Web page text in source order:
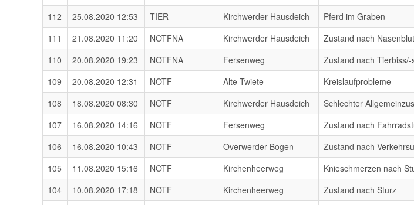
112
25.08.2020 12:53 TIER Kirchwerder Hausdeich
Pferd im Graben
111
21.08.2020 11:20 NOTFNA Kirchwerder Hausdeich
Zustand nach
110
20.08.2020 19:23 NOTFNA Fersenweg
Zustand nach Tierbiss/-
109
20.08.2020 12:31 NOTF Alte Twiete
Kreislaufprobleme
108
18.08.2020 08:30 NOTF Kirchwerder Hausdeich
Schlechter
107
16.08.2020 14:16 NOTF Fersenweg
Zustand nach
106
16.08.2020 10:43 NOTF Overwerder Bogen
Zustand nach
105
11.08.2020 15:16 NOTF Kirchenheerweg
Knieschmerzen nach
104
10.08.2020 17:18 NOTF Kirchenheerweg
Zustand nach Sturz